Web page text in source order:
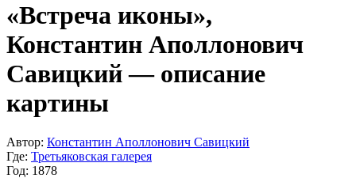
«Встреча иконы»,
Константин Аполлонович
Савицкий — описание
картины
Автор: Константин Аполлонович Савицкий
Где: Третьяковская галерея
Год: 1878